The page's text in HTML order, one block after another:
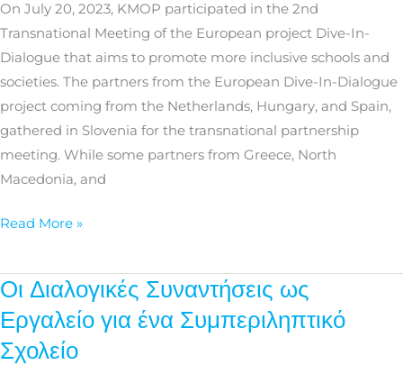
On July 20, 2023, KMOP participated in the 2nd
Transnational Meeting of the European project Dive-In-
Dialogue that aims to promote more inclusive schools and
societies. The partners from the European Dive-In-Dialogue
project coming from the Netherlands, Hungary, and Spain,
gathered in Slovenia for the transnational partnership
meeting. While some partners from Greece, North
Macedonia, and
an
Inclusive
School
Read More »
Οι Διαλογικές Συναντήσεις ως
Εργαλείο για ένα Συμπεριληπτικό
Σχολείο
Οι
Διαλογικές
Συναντήσεις
ως